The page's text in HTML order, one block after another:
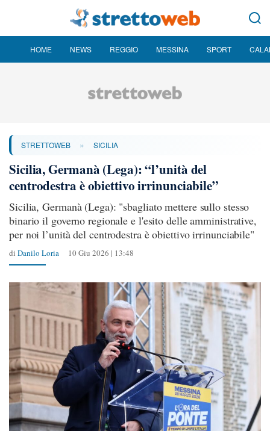
HOME NEWS REGGIO MESSINA SPORT
STRETTOWEB » SICILIA
Sicilia, Germanà (Lega): “l’unità del
centrodestra è obiettivo irrinunciabile”
Sicilia, Germanà (Lega): "sbagliato mettere sullo stesso
binario il governo regionale e l'esito delle amministrative,
per noi l’unità del centrodestra è obiettivo irrinunciabile"
di Danilo Loria 10 Giu 2026 | 13:48